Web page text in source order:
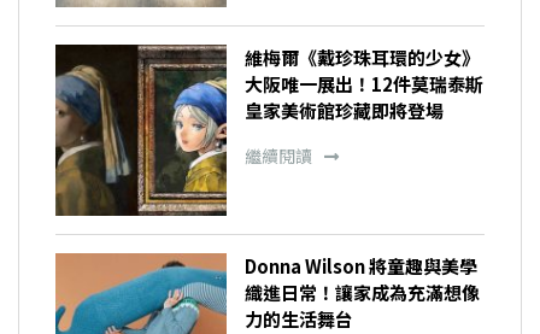
維梅爾《戴珍珠耳環的少女》
大阪唯一展出！12件莫瑞泰斯
皇家美術館珍藏即將登場
繼續閱讀
Donna Wilson 將童趣與美學
織進日常！讓家成為充滿想像
力的生活舞台